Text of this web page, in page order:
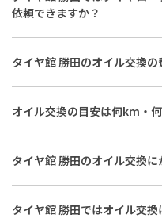
を行う専門スタッフが対応し
残溝の4項目も無料で点検さ
依頼できますか？
タイヤ館 勝田ではローテー
っています。タイヤは同じ位
5,000km走行ごとのローテー
イメント調整には専用設備と
は作業時期や店舗の状況によ
事前にご予約いただくことを
スタッフまでお気軽にご相談
タイヤ館 勝田のオイル交換
タイヤ館 勝田のオイル交換
油・部分合成油・全合成油）
また、工賃やフィルター代が
は店舗でお見積もりさせてい
までお気軽にご相談ください
オイル交換の目安は何km・
タイヤ館 勝田では、オイル
たは3〜6ヶ月ごとを推奨して
の繰り返しや高負荷走行が多
しくは店舗スタッフまでお気
タイヤ館 勝田のオイル交換
タイヤ館 勝田でのオイル交
す。オイルフィルターの同時
より時間が変わることもあり
タイヤ館 勝田ではオイル交